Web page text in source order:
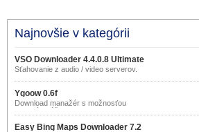
Najnovšie v kategórii
VSO Downloader 4.4.0.8 Ultimate
Sťahovanie z audio / video serverov.
Ygoow 0.6f
Download manažér s možnosťou
viacerých účtov.
Easy Bing Maps Downloader 7.2